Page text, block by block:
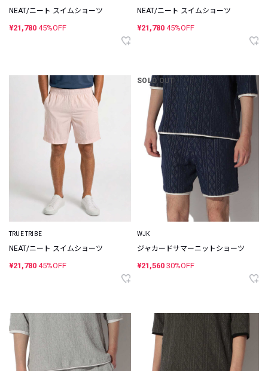
NEAT/ニート スイムショーツ
¥21,780 45%OFF
NEAT/ニート スイムショーツ
¥21,780 45%OFF
TRUE TRIBE
NEAT/ニート スイムショーツ
¥21,780 45%OFF
SOLD OUT
WJK
ジャカードサマーニットショーツ
¥21,560 30%OFF